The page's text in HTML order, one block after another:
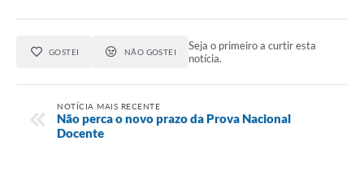
GOSTEI NÃO GOSTEI
Seja o primeiro a curtir esta
notícia.
NOTÍCIA MAIS RECENTE
Não perca o novo prazo da Prova Nacional
Docente